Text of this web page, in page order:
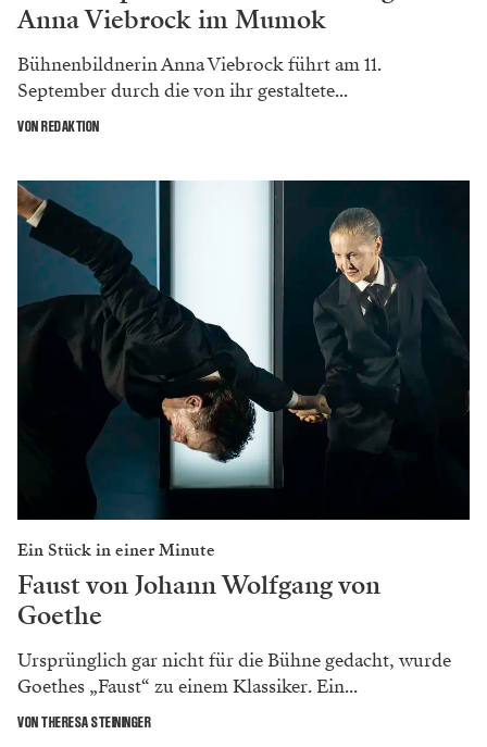
Anna Viebrock im Mumok
Bühnenbildnerin Anna Viebrock führt am 11.
September durch die von ihr gestaltete...
VON REDAKTION
Ein Stück in einer Minute
Faust von Johann Wolfgang von
Goethe
Ursprünglich gar nicht für die Bühne gedacht, wurde
Goethes „Faust“ zu einem Klassiker. Ein...
VON THERESA STEININGER